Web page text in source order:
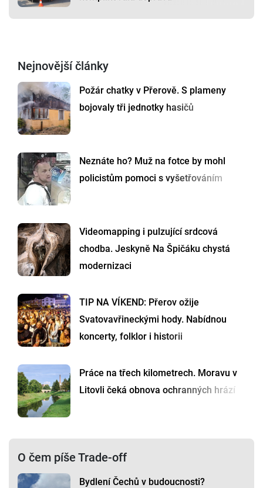
Nejnovější články
Požár chatky v Přerově. S plameny
bojovaly tři jednotky hasičů
Neznáte ho? Muž na fotce by mohl
policistům pomoci s vyšetřováním
Videomapping i pulzující srdcová
chodba. Jeskyně Na Špičáku chystá
modernizaci
TIP NA VÍKEND: Přerov ožije
Svatovavřineckými hody. Nabídnou
koncerty, folklor i historii
Práce na třech kilometrech. Moravu v
Litovli čeká obnova ochranných hrází
O čem píše Trade-off
Bydlení Čechů v budoucnosti?